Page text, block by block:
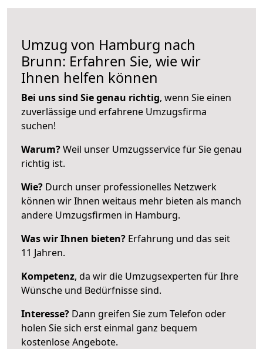
Umzug von Hamburg nach
Brunn: Erfahren Sie, wie wir
Ihnen helfen können
Bei uns sind Sie genau richtig, wenn Sie einen
zuverlässige und erfahrene Umzugsfirma
suchen!
Warum?Weil unser Umzugsservice für Sie genau
richtig ist.
Wie? Durch unser professionelles Netzwerk
können wir Ihnen weitaus mehr bieten als manch
andere Umzugsfirmen in Hamburg.
Was wir Ihnen bieten? Erfahrung und das seit
11 Jahren.
Kompetenz, da wir die Umzugsexperten für Ihre
Wünsche und Bedürfnisse sind.
Interesse? Dann greifen Sie zum Telefon oder
holen Sie sich erst einmal ganz bequem
kostenlose Angebote.